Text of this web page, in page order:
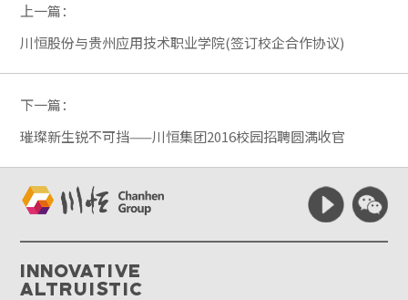
上一篇：
川恒股份与贵州应用技术职业学院(签订校企合作协议)
下一篇：
璀璨新生锐不可挡——川恒集团2016校园招聘圆满收官
Innovative
Altruistic